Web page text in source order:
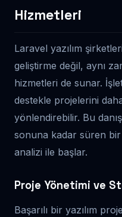
Hizmetleri
Laravel yazılım
geliştirme değil, aynı
hizmetleri de sunar.
destekle projelerini
yönlendirebilir. Bu
sonuna kadar süren
analizi ile başlar.
Proje Yönetimi ve
Başarılı bir yazılım